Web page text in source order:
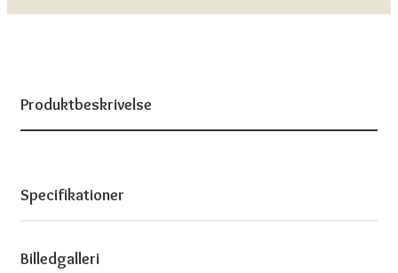
Produktbeskrivelse
Specifikationer
Billedgalleri